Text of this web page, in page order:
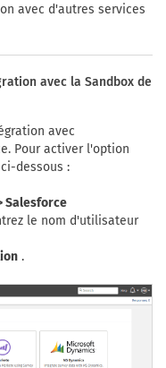
avec d'autres services
avec la Sandbox de
avec
Pour activer l'option
dessous :
Salesforce
le nom d'utilisateur
.